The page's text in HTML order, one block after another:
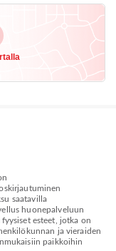
saatavilla
huonepalveluun
esteet, jotka on
ja vieraiden
paikkoihin